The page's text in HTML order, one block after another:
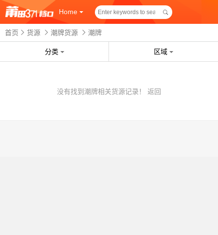
Home
首页 货源 潮牌货源 潮牌
分类 区域
没有找到潮牌相关货源记录！ 返回